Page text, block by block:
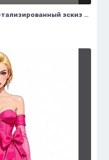
Глянцевый наряд: ультрадетализированный эскиз моды и гламура в стиле пастель. Картинка из нейронной сети Flux Ai